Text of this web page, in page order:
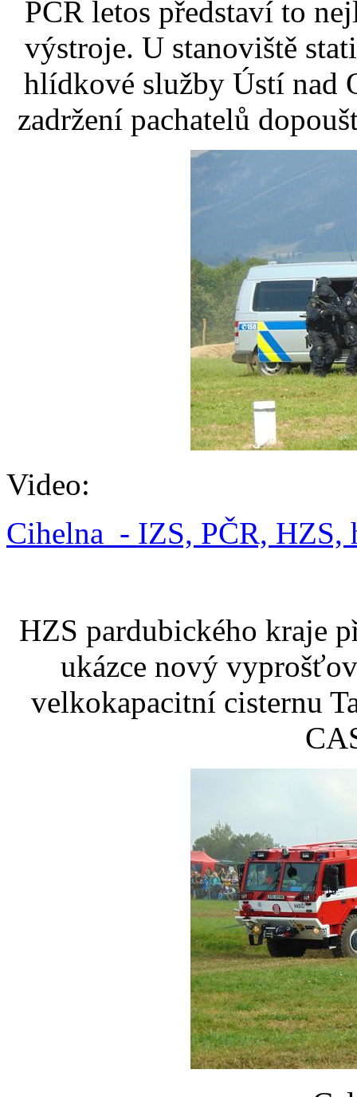
PČR letos představí to
výstroje. U stanoviště
hlídkové služby Ústí nad
zadržení pachatelů
Video:
Cihelna - IZS, PČR, HZS,
HZS pardubického kraje
ukázce nový
velkokapacitní cisternu